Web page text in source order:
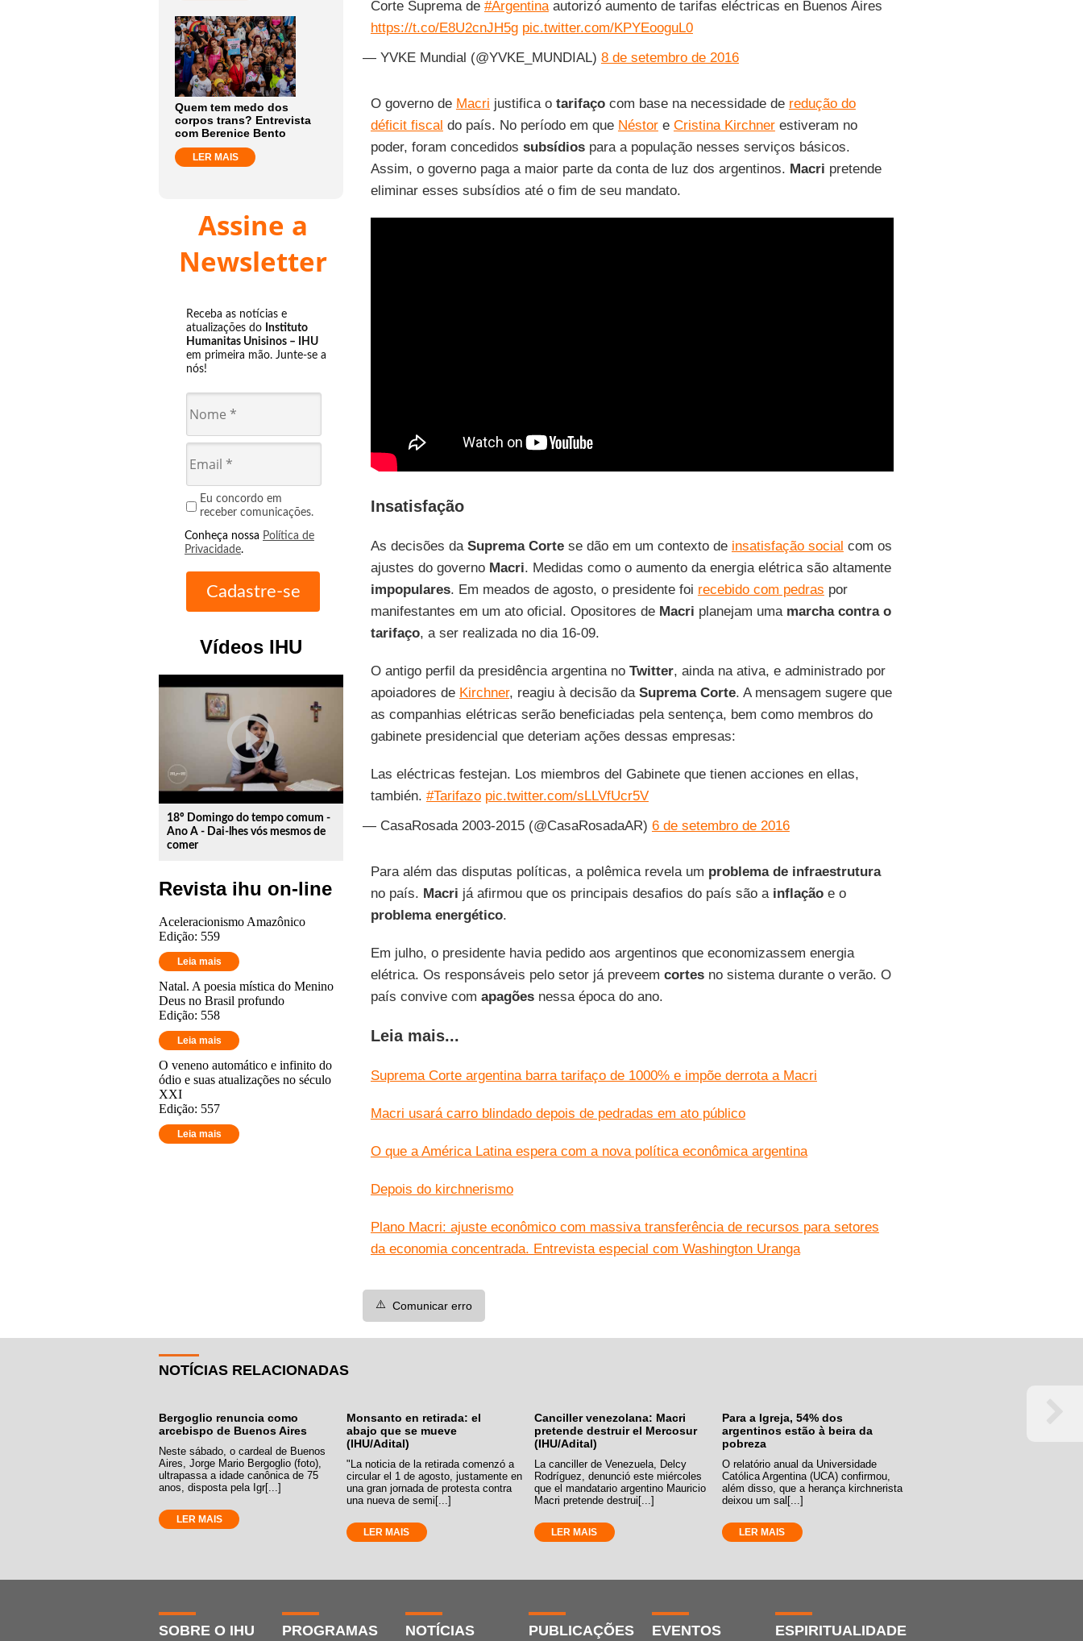
Quem tem medo dos
corpos trans? Entrevista
com Berenice Bento
LER MAIS
Assine a
Newsletter
Receba as notícias e
atualizações do Instituto
Humanitas Unisinos – IHU
em primeira mão. Junte-se a
nós!
Eu concordo em
receber comunicações.
Conheça nossa Política de
Privacidade.
Vídeos IHU
play_circle_outline
18º Domingo do tempo comum -
Ano A - Dai-lhes vós mesmos de
comer
Revista ihu on-line
Aceleracionismo Amazônico
Edição: 559
Leia mais
Natal. A poesia mística do Menino
Deus no Brasil profundo
Edição: 558
Leia mais
O veneno automático e infinito do
ódio e suas atualizações no século
XXI
Edição: 557
Leia mais
Corte Suprema de #Argentinaautorizó aumento de tarifas eléctricas en Buenos Aires
https://t.co/E8U2cnJH5g pic.twitter.com/KPYEooguL0
— YVKE Mundial (@YVKE_MUNDIAL) 8 de setembro de 2016
O governo de Macri justifica o tarifaçocom base na necessidade de redução do
déficit fiscal do país. No período em que Néstore Cristina Kirchnerestiveram no
poder, foram concedidos subsídiospara a população nesses serviços básicos.
Assim, o governo paga a maior parte da conta de luz dos argentinos. Macri pretende
eliminar esses subsídios até o fim de seu mandato.
Insatisfação
As decisões da Suprema Cortese dão em um contexto de insatisfação social com os
ajustes do governo Macri. Medidas como o aumento da energia elétrica são altamente
impopulares. Em meados de agosto, o presidente foi recebido com pedras por
manifestantes em um ato oficial. Opositores de Macri planejam uma marcha contra o
tarifaço, a ser realizada no dia 16-09.
O antigo perfil da presidência argentina no Twitter, ainda na ativa, e administrado por
apoiadores de Kirchner, reagiu à decisão da Suprema Corte. A mensagem sugere que
as companhias elétricas serão beneficiadas pela sentença, bem como membros do
gabinete presidencial que deteriam ações dessas empresas:
Las eléctricas festejan. Los miembros del Gabinete que tienen acciones en ellas,
también. #Tarifazo pic.twitter.com/sLLVfUcr5V
— CasaRosada 2003-2015 (@CasaRosadaAR) 6 de setembro de 2016
Para além das disputas políticas, a polêmica revela um problema de infraestrutura
no país. Macri já afirmou que os principais desafios do país são a inflaçãoe o
problema energético.
Em julho, o presidente havia pedido aos argentinos que economizassem energia
elétrica. Os responsáveis pelo setor já preveem cortesno sistema durante o verão. O
país convive com apagõesnessa época do ano.
Leia mais...
Suprema Corte argentina barra tarifaço de 1000% e impõe derrota a Macri
Macri usará carro blindado depois de pedradas em ato público
O que a América Latina espera com a nova política econômica argentina
Depois do kirchnerismo
Plano Macri: ajuste econômico com massiva transferência de recursos para setores
da economia concentrada. Entrevista especial com Washington Uranga
⚠️ Comunicar erro
NOTÍCIAS RELACIONADAS
Bergoglio renuncia como
arcebispo de Buenos Aires
Neste sábado, o cardeal de Buenos
Aires, Jorge Mario Bergoglio (foto),
ultrapassa a idade canônica de 75
anos, disposta pela Igr[...]
LER MAIS
Monsanto en retirada: el
abajo que se mueve
(IHU/Adital)
"La noticia de la retirada comenzó a
circular el 1 de agosto, justamente en
una gran jornada de protesta contra
una nueva de semi[...]
LER MAIS
Canciller venezolana: Macri
pretende destruir el Mercosur
(IHU/Adital)
La canciller de Venezuela, Delcy
Rodríguez, denunció este miércoles
que el mandatario argentino Mauricio
Macri pretende destrui[...]
LER MAIS
Para a Igreja, 54% dos
argentinos estão à beira da
pobreza
O relatório anual da Universidade
Católica Argentina (UCA) confirmou,
além disso, que a herança kirchnerista
deixou um sal[...]
LER MAIS
SOBRE O IHU PROGRAMAS NOTÍCIAS PUBLICAÇÕES EVENTOS ESPIRITUALIDADE